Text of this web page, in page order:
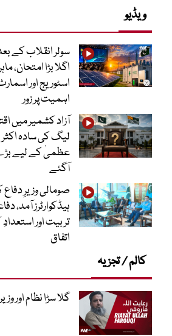
ویڈیو
سولر انقلاب کے
اگلا بڑا امتحان،
اسٹوریج اور
اہمیت پر زور
آزاد کشمیر میں
لیگ کی سادہ
عظمیٰ کے لیے
آگئے
صومالی وزیرِ دفاع
ہیڈکوارٹرز آمد،
تربیت اور استعدادِ
اتفاق
کالم / تجزیہ
گلا سڑا نظام اور